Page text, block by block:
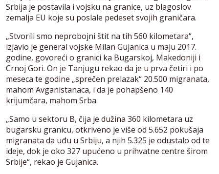
Srbija je postavila i vojsku na granice, uz blagoslov
zemalja EU koje su poslale pedeset svojih graničara.
„Stvorili smo neprobojni štit na tih 560 kilometara“,
izjavio je general vojske Milan Gujanica u maju 2017.
godine, govoreći o granici ka Bugarskoj, Makedoniji i
Crnoj Gori. On je Tanjugu rekao da je u prva četiri i po
meseca te godine „sprečen prelazak“ 20.500 migranata,
mahom Avganistanaca, i da je pohapšeno 140
krijumčara, mahom Srba.
„Samo u sektoru B, čija je dužina 360 kilometara uz
bugarsku granicu, otkriveno je više od 5.652 pokušaja
migranata da uđu u Srbiju, a njih 5.325 je odustalo od te
ideje, dok je oko 327 upućeno u prihvatne centre širom
Srbije“, rekao je Gujanica.